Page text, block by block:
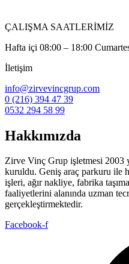
ÇALIŞMA SAATLERİMİZ
Hafta içi 08:00 – 18:00
İletişim
info@zirvevincgrup.com
0 (216) 394 47 39
0532 294 58 99
Hakkımızda
Zirve Vinç Grup işletmesi 2003
kuruldu. Geniş araç parkuru ile
işleri, ağır nakliye, fabrika
faaliyetlerini alanında uzman
gerçekleştirmektedir.
Facebook-f